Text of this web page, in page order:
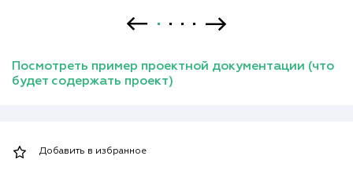
Посмотреть пример проектной документации (что
будет содержать проект)
Добавить в избранное